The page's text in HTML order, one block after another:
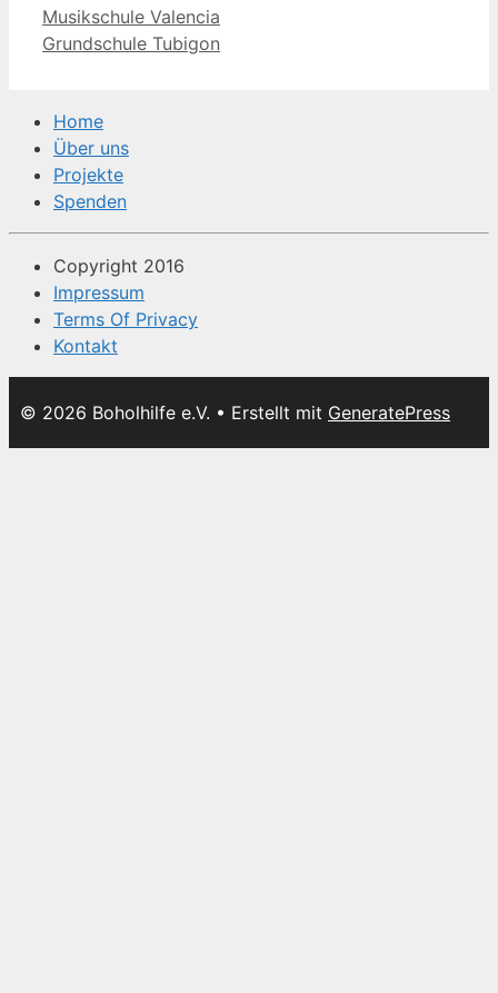
Musikschule Valencia
Grundschule Tubigon
Home
Über uns
Projekte
Spenden
Copyright 2016
Impressum
Terms Of Privacy
Kontakt
© 2026 Boholhilfe e.V. • Erstellt mit GeneratePress